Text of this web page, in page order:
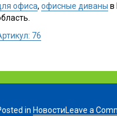
офиса, офисные диваны в
76
in НовостиLeave a